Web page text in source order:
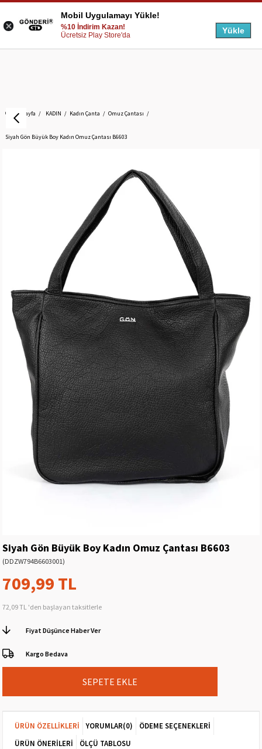
Anasayfa KADIN Kadın Çanta Omuz Çantası
Siyah Gön Büyük Boy Kadın Omuz Çantası B6603
Siyah Gön Büyük Boy Kadın Omuz Çantası B6603
(DDZW794B6603001)
709,99 TL
72,09 TL 'den başlayan taksitlerle
Fiyat Düşünce Haber Ver
Kargo Bedava
ÜRÜN ÖZELLIKLERI YORUMLAR(0)
ÖDEME SEÇENEKLERI
ÜRÜN ÖNERILERI
ÖLÇÜ TABLOSU
Mobil Uygulamayı Yükle!
%10 İndirim Kazan!
Ücretsiz Play Store'da
Yükle